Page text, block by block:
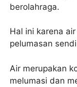
berolahraga.
Hal ini karena
pelumasan
Air merupakan
melumasi dan